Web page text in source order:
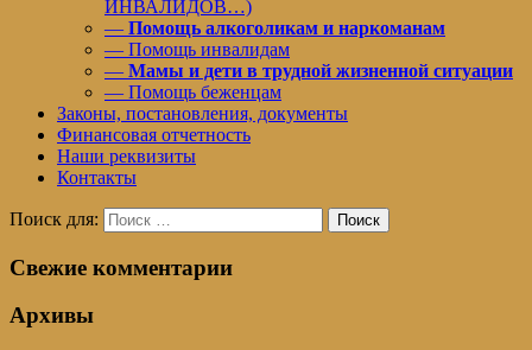
ИНВАЛИДОВ…)
— Помощь алкоголикам и наркоманам
— Помощь инвалидам
— Мамы и дети в трудной жизненной ситуации
— Помощь беженцам
Законы, постановления, документы
Финансовая отчетность
Наши реквизиты
Контакты
Поиск для: Поиск
Свежие комментарии
Архивы